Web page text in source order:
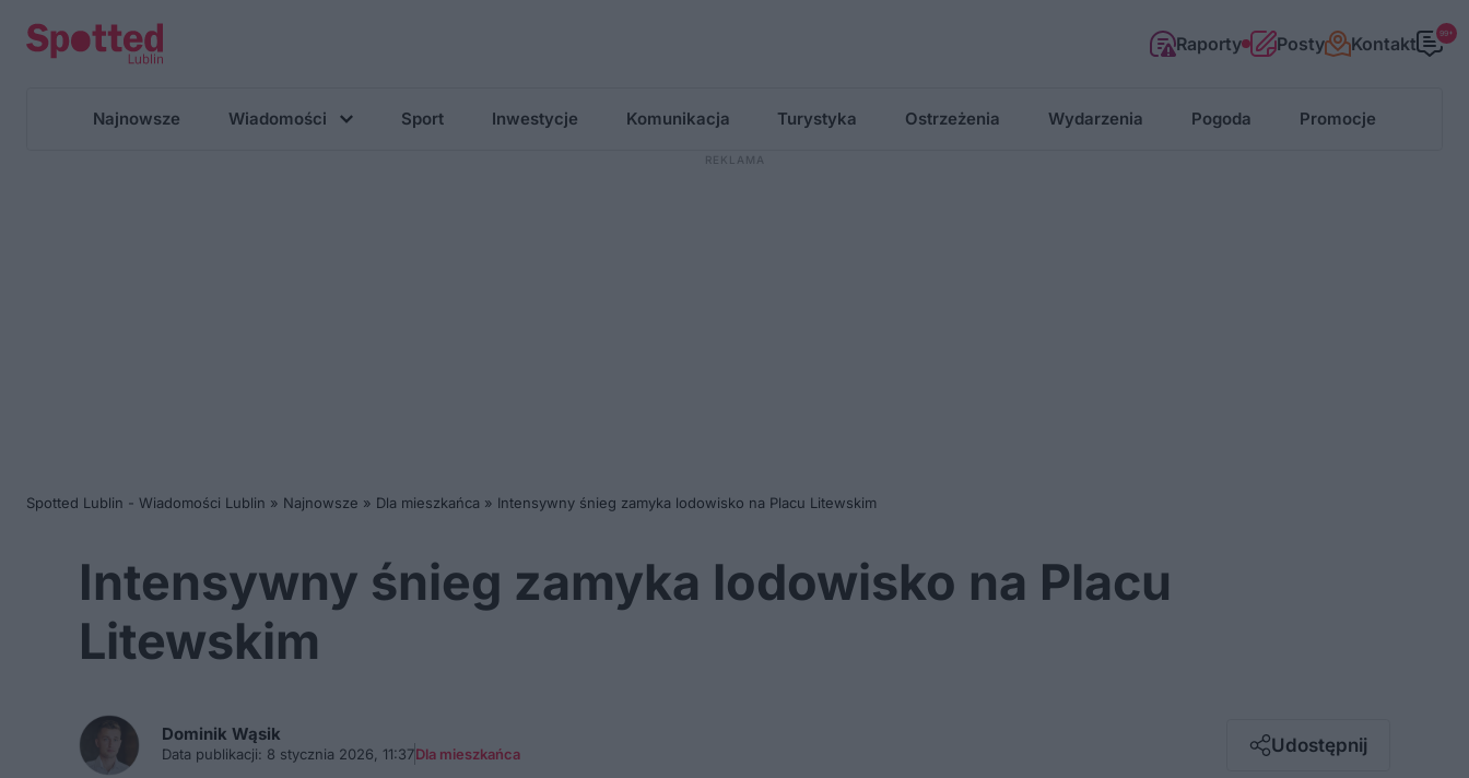
Raporty Posty Kontakt 99+
Najnowsze Wiadomości Sport Inwestycje Komunikacja Turystyka Ostrzeżenia Wydarzenia Pogoda Promocje
Spotted Lublin - Wiadomości Lublin » Najnowsze » Dla mieszkańca » Intensywny śnieg zamyka lodowisko na Placu Litewskim
Intensywny śnieg zamyka lodowisko na Placu
Litewskim
Dominik Wąsik
Data publikacji: 8 stycznia 2026, 11:37Dla mieszkańca Udostępnij
Messenger